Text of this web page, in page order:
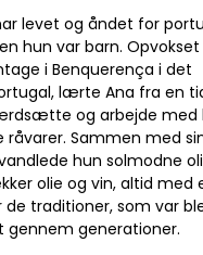
levet og åndet for
hun var barn.
i Benquerença i det
lærte Ana fra en
og arbejde med
råvarer. Sammen med
hun solmodne
olie og vin, altid med
de traditioner, som var
gennem generationer.